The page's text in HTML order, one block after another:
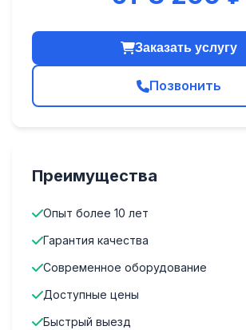
Заказать услугу
Позвонить
Преимущества
Опыт более 10 лет
Гарантия качества
Современное оборудование
Доступные цены
Быстрый выезд